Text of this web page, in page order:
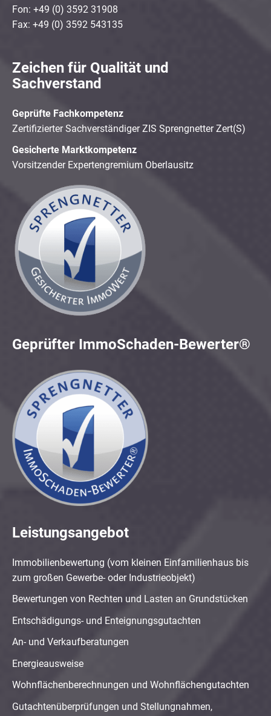
Fon: +49 (0) 3592 31908
Fax: +49 (0) 3592 543135
Zeichen für Qualität und
Sachverstand
Geprüfte Fachkompetenz
Zertifizierter Sachverständiger ZIS Sprengnetter Zert(S)
Gesicherte Marktkompetenz
Vorsitzender Expertengremium Oberlausitz
Geprüfter ImmoSchaden-Bewerter®
Leistungsangebot
Immobilienbewertung (vom kleinen Einfamilienhaus bis
zum großen Gewerbe- oder Industrieobjekt)
Bewertungen von Rechten und Lasten an Grundstücken
Entschädigungs- und Enteignungsgutachten
An- und Verkaufberatungen
Energieausweise
Wohnflächenberechnungen und Wohnflächengutachten
Gutachtenüberprüfungen und Stellungnahmen,